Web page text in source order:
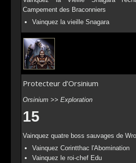
Campement des Braconniers
Vainquez la vieille Snagara
Protecteur d’Orsinium
Orsinium >> Exploration
15
Vainquez quatre boss sauvages de
Vainquez Corintthac l'Abomination
Vainquez le roi-chef Edu